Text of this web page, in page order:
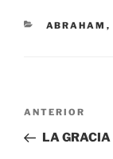
ABRAHAM ,
Navegación
entradas
Entrada
anterior:
ANTERIOR
LA